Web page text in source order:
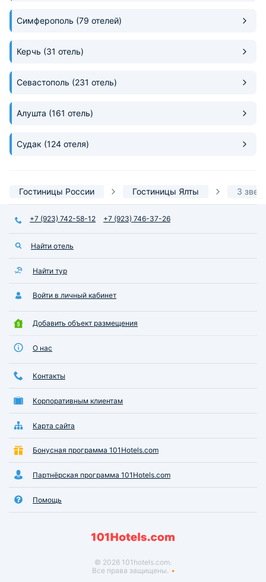
Симферополь (79 отелей)
Керчь (31 отель)
Севастополь (231 отель)
Алушта (161 отель)
Судак (124 отеля)
Гостиницы России Гостиницы Ялты 3
+7 (923) 742-58-12 +7 (923) 746-37-26
Найти отель
Найти тур
Войти в личный кабинет
Добавить объект размещения
О нас
Контакты
Корпоративным клиентам
Карта сайта
Бонусная программа 101Hotels.com
Партнёрская программа 101Hotels.com
Помощь
© 2026 101hotels.com.
Все права защищены.